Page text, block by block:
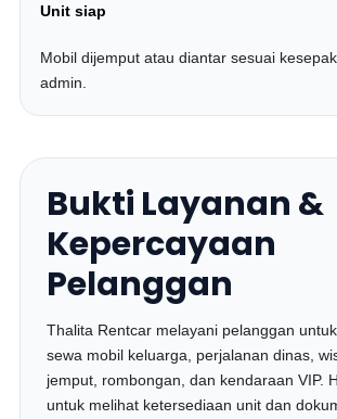
Unit siap
Mobil dijemput atau diantar sesuai
admin.
Bukti Layanan &
Kepercayaan
Pelanggan
Thalita Rentcar melayani pelanggan
sewa mobil keluarga, perjalanan dinas,
jemput, rombongan, dan kendaraan VIP.
untuk melihat ketersediaan unit dan